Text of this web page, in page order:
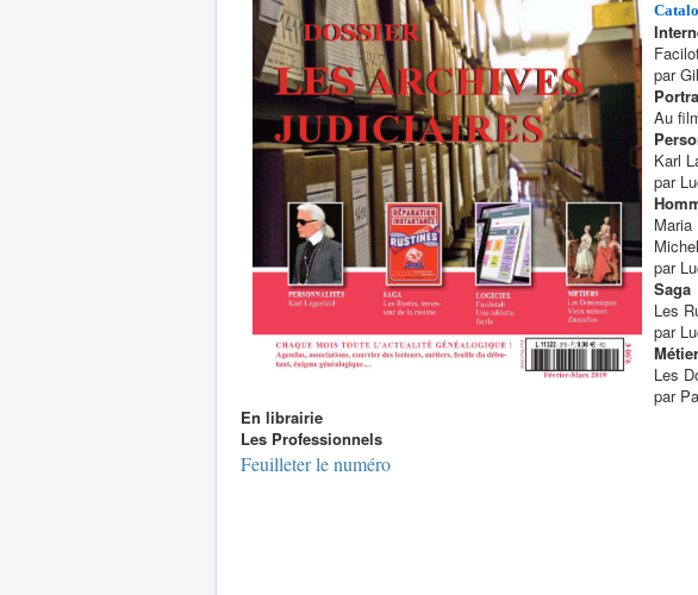
par
Au
Karl
par
Maria
par
Saga
Les
par
Les
par
En librairie
Les Professionnels
Feuilleter le numéro